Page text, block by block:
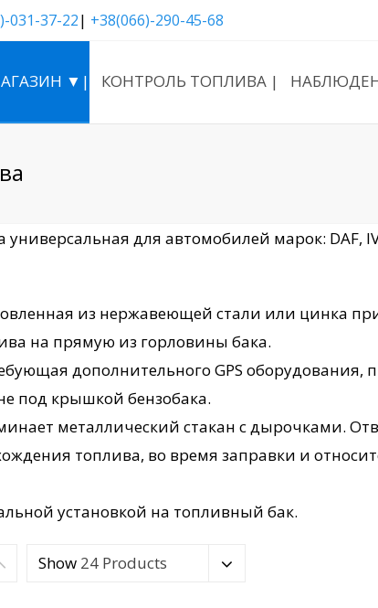
031-37-22| +38(066)-290-45-68
▼| КОНТРОЛЬ ТОПЛИВА |
для автомобилей марок: DAF,
из нержавеющей стали или цинка
на прямую из горловины бака.
дополнительного GPS оборудования,
под крышкой бензобака.
металлический стакан с дырочками.
топлива, во время заправки и
установкой на топливный бак.
Show 24 Products